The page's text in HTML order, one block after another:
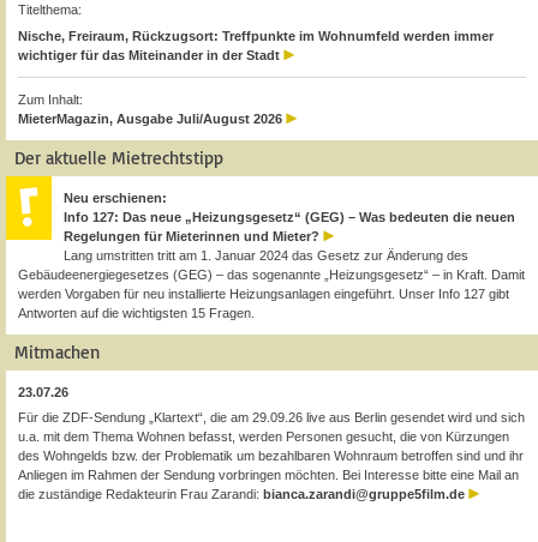
Titelthema:
Nische, Freiraum, Rückzugsort: Treffpunkte im Wohnumfeld werden immer
wichtiger für das Miteinander in der Stadt
Zum Inhalt:
MieterMagazin, Ausgabe Juli/August 2026
Der aktuelle Mietrechtstipp
Neu erschienen:
Info 127: Das neue „Heizungsgesetz“ (GEG) – Was bedeuten die neuen
Regelungen für Mieterinnen und Mieter?
Lang umstritten tritt am 1. Januar 2024 das Gesetz zur Änderung des
Gebäudeenergiegesetzes (GEG) – das sogenannte „Heizungsgesetz“ – in Kraft. Damit
werden Vorgaben für neu installierte Heizungsanlagen eingeführt. Unser Info 127 gibt
Antworten auf die wichtigsten 15 Fragen.
Mitmachen
23.07.26
Für die ZDF-Sendung „Klartext“, die am 29.09.26 live aus Berlin gesendet wird und sich
u.a. mit dem Thema Wohnen befasst, werden Personen gesucht, die von Kürzungen
des Wohngelds bzw. der Problematik um bezahlbaren Wohnraum betroffen sind und ihr
Anliegen im Rahmen der Sendung vorbringen möchten. Bei Interesse bitte eine Mail an
die zuständige Redakteurin Frau Zarandi: bianca.zarandi@gruppe5film.de